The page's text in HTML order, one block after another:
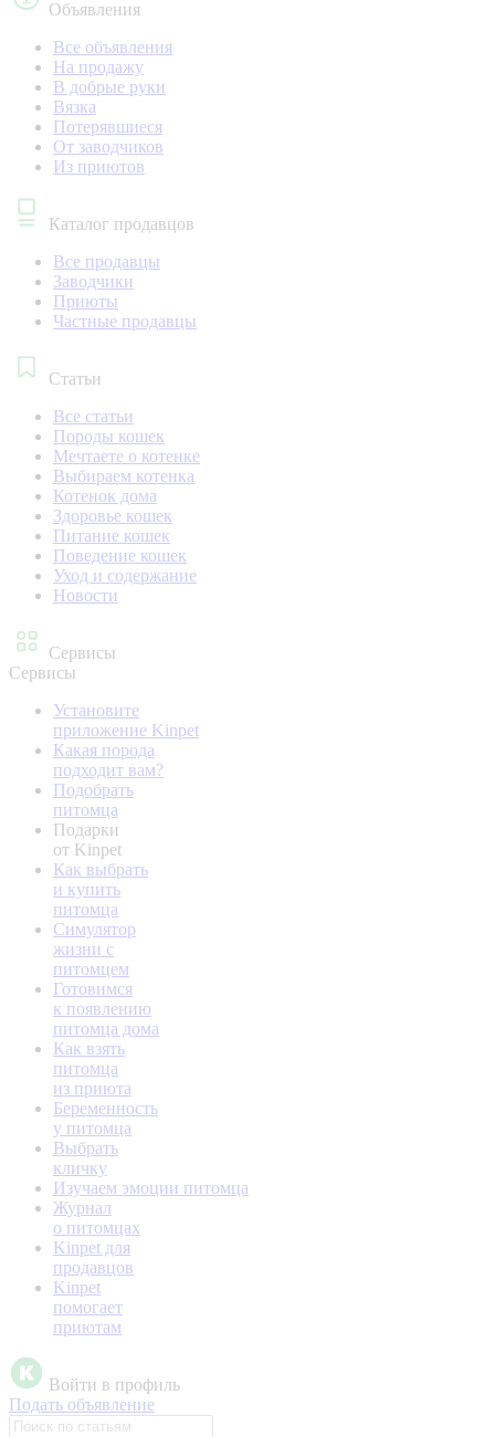
Объявления
Все объявления
На продажу
В добрые руки
Вязка
Потерявшиеся
От заводчиков
Из приютов
Каталог продавцов
Все продавцы
Заводчики
Приюты
Частные продавцы
Статьи
Все статьи
Породы кошек
Мечтаете о котенке
Выбираем котенка
Котенок дома
Здоровье кошек
Питание кошек
Поведение кошек
Уход и содержание
Новости
Сервисы
Сервисы
Установите
приложение Kinpet
Какая порода
подходит вам?
Подобрать
питомца
Подарки
от Kinpet
Как выбрать
и купить
питомца
Симулятор
жизни с
питомцем
Готовимся
к появлению
питомца дома
Как взять
питомца
из приюта
Беременность
у питомца
Выбрать
кличку
Изучаем эмоции питомца
Журнал
о питомцах
Kinpet для
продавцов
Kinpet
помогает
приютам
Войти в профиль
Подать объявление